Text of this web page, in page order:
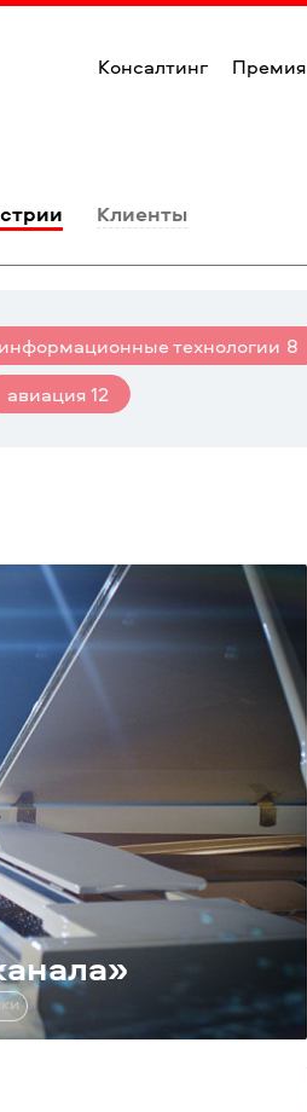
Консалтинг Премия
Клиенты
информационные технологии 8
авиация12